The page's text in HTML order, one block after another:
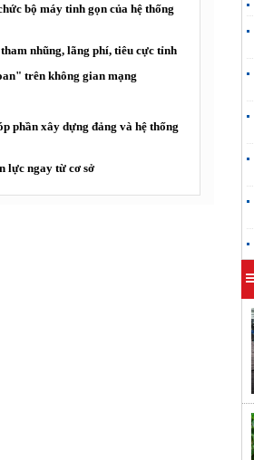
bộ máy tinh gọn của hệ thống
nhũng, lãng phí, tiêu cực tỉnh
trên không gian mạng
phần xây dựng đảng và hệ thống
lực ngay từ cơ sở